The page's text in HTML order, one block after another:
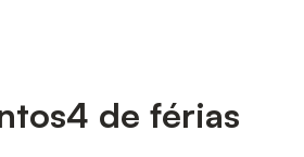
de férias